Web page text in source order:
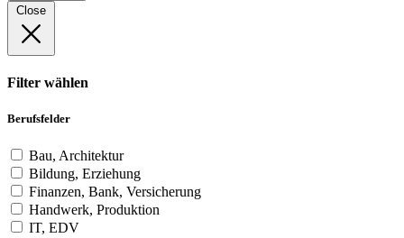
Close
Filter wählen
Berufsfelder
Bau, Architektur
Bildung, Erziehung
Finanzen, Bank, Versicherung
Handwerk, Produktion
IT, EDV